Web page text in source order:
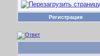
Регистрация